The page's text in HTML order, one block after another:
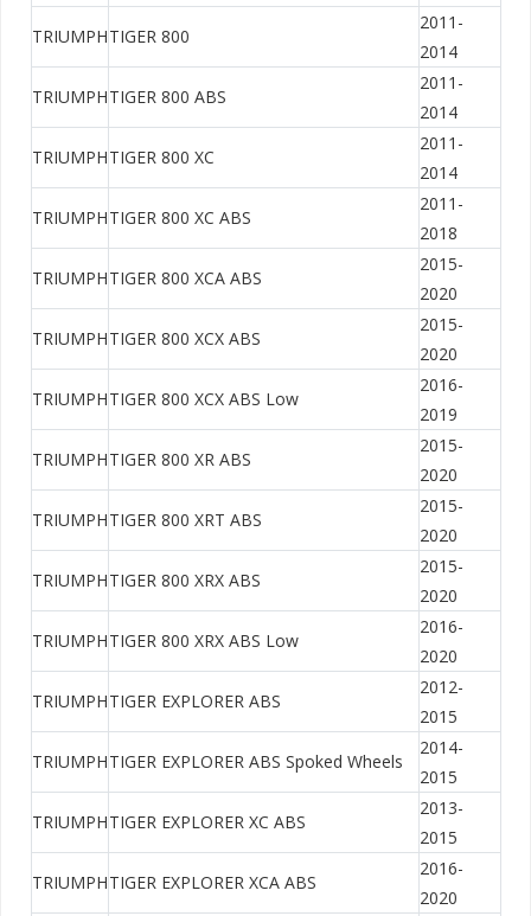
TRIUMPHTIGER 800
2011-
2014
TRIUMPHTIGER 800 ABS
2011-
2014
TRIUMPHTIGER 800 XC
2011-
2014
TRIUMPHTIGER 800 XC ABS
2011-
2018
TRIUMPHTIGER 800 XCA ABS
2015-
2020
TRIUMPHTIGER 800 XCX ABS
2015-
2020
TRIUMPHTIGER 800 XCX ABS Low
2016-
2019
TRIUMPHTIGER 800 XR ABS
2015-
2020
TRIUMPHTIGER 800 XRT ABS
2015-
2020
TRIUMPHTIGER 800 XRX ABS
2015-
2020
TRIUMPHTIGER 800 XRX ABS Low
2016-
2020
TRIUMPHTIGER EXPLORER ABS
2012-
2015
TRIUMPHTIGER EXPLORER ABS Spoked Wheels
2014-
2015
TRIUMPHTIGER EXPLORER XC ABS
2013-
2015
TRIUMPHTIGER EXPLORER XCA ABS
2016-
2020